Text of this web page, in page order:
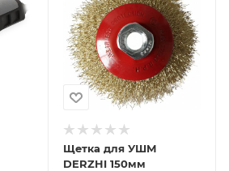
Щетка для УШМ
DERZHI 150мм